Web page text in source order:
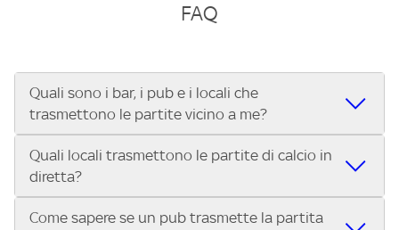
FAQ
Quali sono i bar, i pub e i locali che
trasmettono le partite vicino a me?
Se cerchi un bar, pub, ristorante o locale vicino a te per
vedere le partite di Serie A ENILIVE, la Serie C Sky Wifi, la
UEFA Champions League, la UEFA Europa League, la UEFA
Conference League, il Tennis, la Formula 1®, la MotoGP™ e
Quali locali trasmettono le partite di calcio in
diretta?
Vuoi sapere quali bar, pub o ristoranti mostrano le partite
Come sapere se un pub trasmette la partita